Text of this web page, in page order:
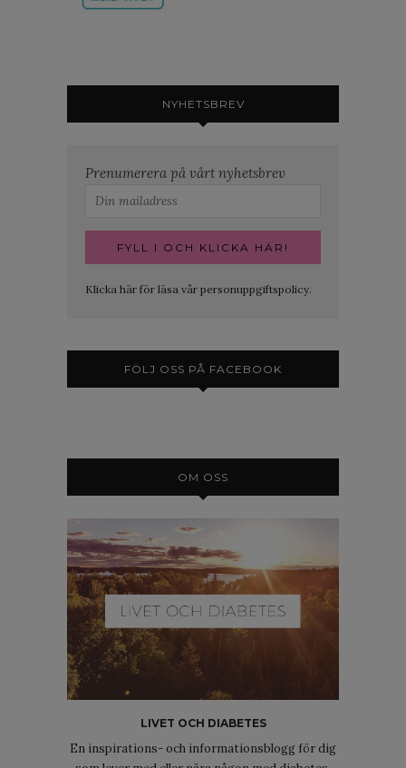
NYHETSBREV
Prenumerera på vårt nyhetsbrev
Klicka här för läsa vår personuppgiftspolicy.
FÖLJ OSS PÅ FACEBOOK
OM OSS
LIVET OCH DIABETES
En inspirations- och informationsblogg för dig